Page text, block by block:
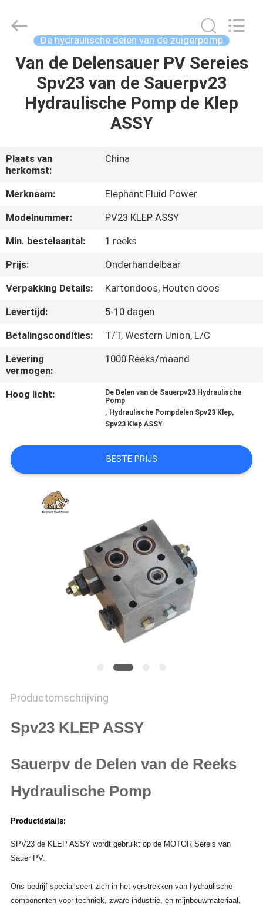
HUIS
PRODUCTEN
ONS
FABRIEKSREIS
KWALITEITSCONTROLE
CONTACTEER
ONS
NIEUWS
GEVALLEN
SITEMAP
PRIVACY
POLICY
Fluid
Power
Rights
Reserved.
De hydraulische delen van de zuigerpomp
Van de Delensauer PV Sereies
Spv23 van de Sauerpv23
Hydraulische Pomp de Klep
ASSY
Plaats van
herkomst:
China
Merknaam:
Elephant Fluid Power
Modelnummer:
PV23 KLEP ASSY
Min. bestelaantal:
1 reeks
Prijs:
Onderhandelbaar
Verpakking Details:
Kartondoos, Houten doos
Levertijd:
5-10 dagen
Betalingscondities:
T/T, Western Union, L/C
Levering
vermogen:
1000 Reeks/maand
Hoog licht:
De Delen van de Sauerpv23 Hydraulische
Pomp
, Hydraulische Pompdelen Spv23 Klep,
Spv23 Klep ASSY
BESTE PRIJS
Productomschrijving
Spv23 KLEP ASSY
Sauerpv de Delen van de Reeks
Hydraulische Pomp
Productdetails:
SPV23 de KLEP ASSY wordt gebruikt op de MOTOR Sereis van
Sauer PV.
Ons bedrijf specialiseert zich in het verstrekken van hydraulische
componenten voor techniek, zware industrie, en mijnbouwmateriaal,